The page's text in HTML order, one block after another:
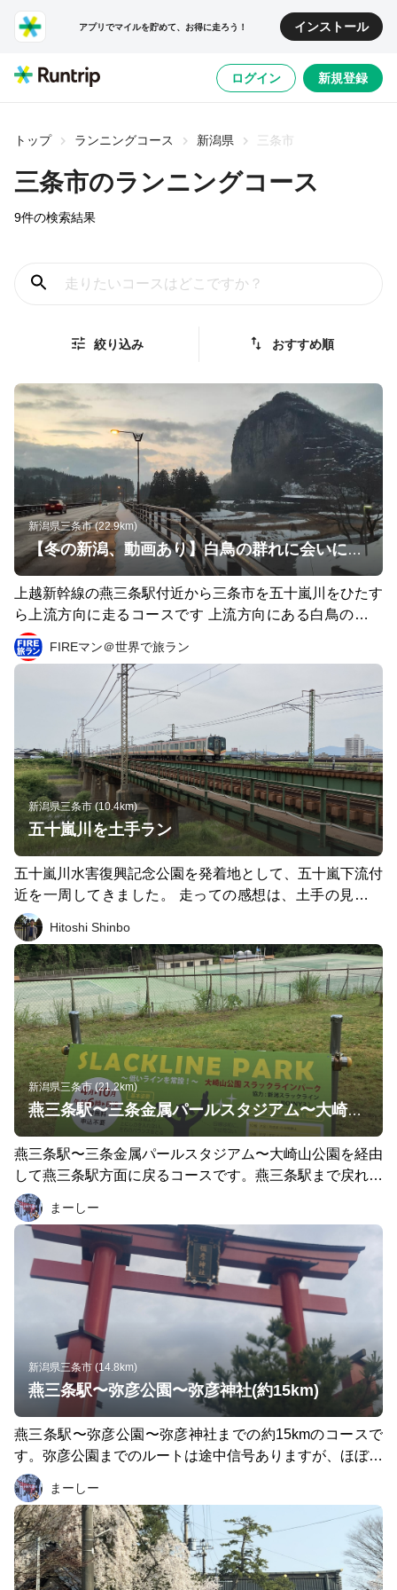
アプリでマイルを貯めて、お得に走ろう！ インストール
ログイン 新規登録
トップ ランニングコース 新潟県 三条市
三条市のランニングコース
9件の検索結果
絞り込み おすすめ順
新潟県三条市 (22.9km)
【冬の新潟、動画あり】白鳥の群れに会いに行く１５キロ、そして八木ヶ鼻の絶景を眺めながらの露天風呂で昇天確実
上越新幹線の燕三条駅付近から三条市を五十嵐川をひたす
ら上流方向に走るコースです 上流方向にある白鳥の里公
苑では、冬に白鳥の群れが襲来しますし、走ってるあいだ
もたくさんの白鳥を見かけます。 白鳥の里公苑からさら
に３キロほど上流に向かえば絶景の「八木ヶ鼻」と温泉施
設のいい湯らてぃがあります。 温泉の露天風呂からの眺
めは絶景で、素っ裸で大自然を闊歩したい欲求に駆られる
こと間違いなし。 【冬の北陸一人旅】ひとりスノボ旅行
ついでに、雪の積もる新潟は三条市でランニングで白鳥に
会いにいく一日 https://youtu.be/adKkEzTA1WA
FIREマン＠世界で旅ラン
新潟県三条市 (10.4km)
五十嵐川を土手ラン
五十嵐川水害復興記念公園を発着地として、五十嵐下流付
近を一周してきました。 走っての感想は、土手の見晴し
がよく、左右に広がる町の風景を眺めながら走れます。ほ
ぼ平坦なコースは、川風に吹かれながらのジョギングにも
ぴったりで、堤外地にはジョギングコースも整備されてい
ます。そして、コース上には8つの橋があり、欄干に記さ
れたイラストに注目しながら走るとさらに楽しめます。走
る際の注意点は、車の交通量が左岸側で多いので、夜間は
反射素材を身に着けて走ったほうがいいでしょう。 #新潟
県 #五十嵐川 #三条市
Hitoshi Shinbo
新潟県三条市 (21.2km)
燕三条駅〜三条金属パールスタジアム〜大崎山公園ガッツリハーフコース
燕三条駅〜三条金属パールスタジアム〜大崎山公園を経由
して燕三条駅方面に戻るコースです。燕三条駅まで戻れば
22〜23km程になりますが、ハーフの場合は信濃川手前の
橋でゴールになると思います。 途中の三条金属パールス
タジアムまでは川沿いを通るコースでほぼフラット、信号
はあまりないですが、道路の横断や踏切越えが何箇所かあ
るので注意が必要です。三条金属パールスタジアム〜大崎
山公園手前までは緩やかなアップダウンはありますが、そ
こまできつさはないと思います。 最後の大崎山公園は公
園入口から頂上まで1.0km〜1.5km程の激坂あります。足
腰鍛えられるいい坂です。登り切ると、スラックラインが
無料で体験できるアスレチックエリアもあるので、ぜひト
ライしてみてください。 道中コンビニはそこそこ数ある
ので、もしもの時にも安心です。
まーしー
新潟県三条市 (14.8km)
燕三条駅〜弥彦公園〜弥彦神社(約15km)
燕三条駅〜弥彦公園〜弥彦神社までの約15kmのコースで
す。弥彦公園までのルートは途中信号ありますが、ほぼフ
ラットで走りやすいです。早朝の時間は車が少ないので、
比較的止まらずに走れると思います。弥彦公園内は時間帯
によっては人が多いので、状況確認して園内を廻るのがオ
ススメ。ゴールの弥彦神社はとても綺麗です。周辺も緑が
多くて本当に癒されます。体力的に余裕があるなら、弥彦
山(634m／登山コースの距離は約10kmだそうです)登頂に
まーしー